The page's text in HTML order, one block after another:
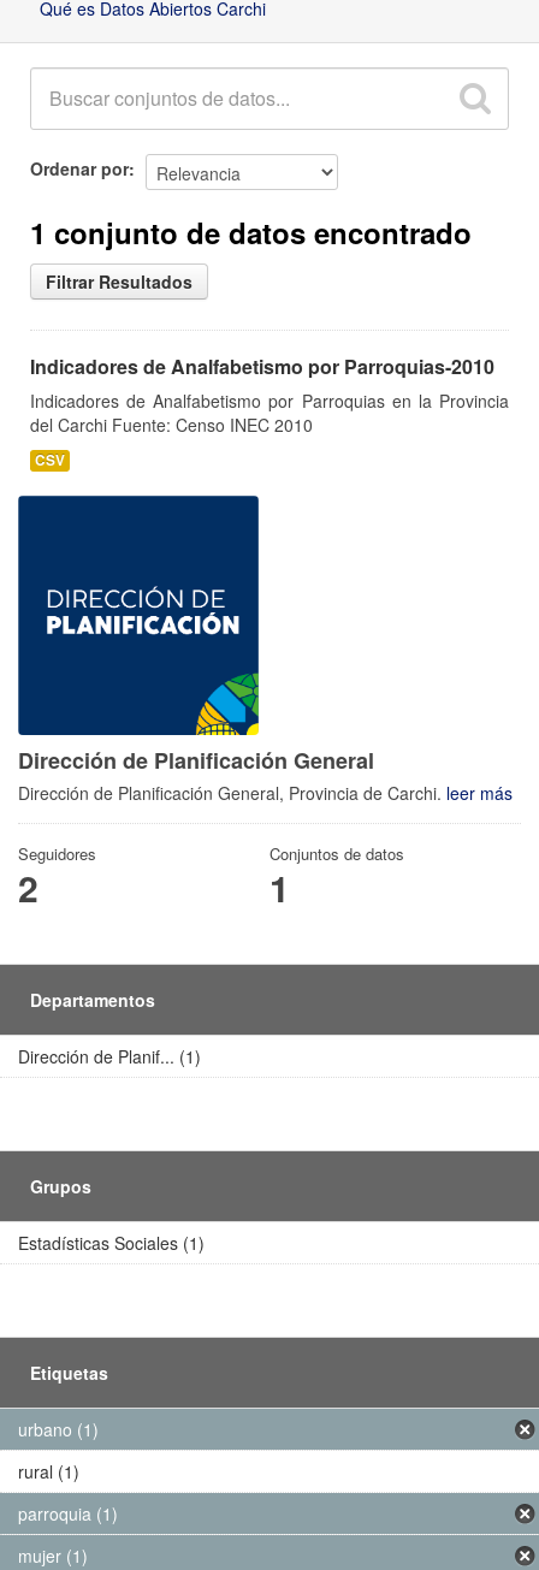
Qué es Datos Abiertos Carchi
Ordenar por
1 conjunto de datos encontrado
Filtrar Resultados
Indicadores de Analfabetismo por Parroquias-2010
Indicadores de Analfabetismo por Parroquias en la Provincia
del Carchi Fuente: Censo INEC 2010
CSV
Dirección de Planificación General
Dirección de Planificación General, Provincia de Carchi. leer más
Seguidores
2
Conjuntos de datos
1
Departamentos
Dirección de Planif... (1)
Grupos
Estadísticas Sociales (1)
Etiquetas
urbano (1)
rural (1)
parroquia (1)
mujer (1)